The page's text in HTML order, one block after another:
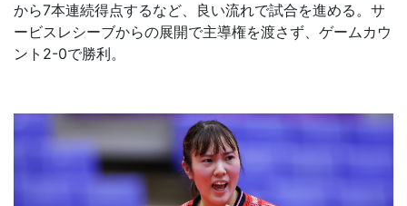
から7本連続得点するなど、良い流れで試合を進める。サ
ービスレシーブからの展開で主導権を渡さず、ゲームカウ
ント2-0で勝利。